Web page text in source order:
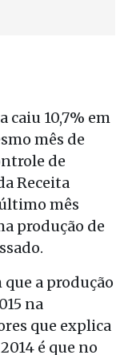
caiu 10,7% em
mês de
de
Receita
mês
produção de
a produção
na
que explica
é que no